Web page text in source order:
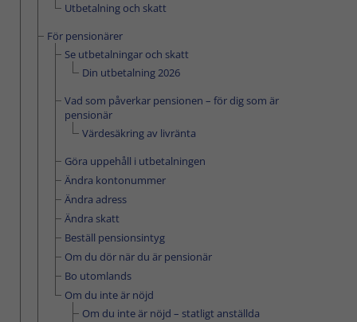
Utbetalning och skatt
För pensionärer
Se utbetalningar och skatt
Din utbetalning 2026
Vad som påverkar pensionen – för dig som är
pensionär
Värdesäkring av livränta
Göra uppehåll i utbetalningen
Ändra kontonummer
Ändra adress
Ändra skatt
Beställ pensionsintyg
Om du dör när du är pensionär
Bo utomlands
Om du inte är nöjd
Om du inte är nöjd – statligt anställda